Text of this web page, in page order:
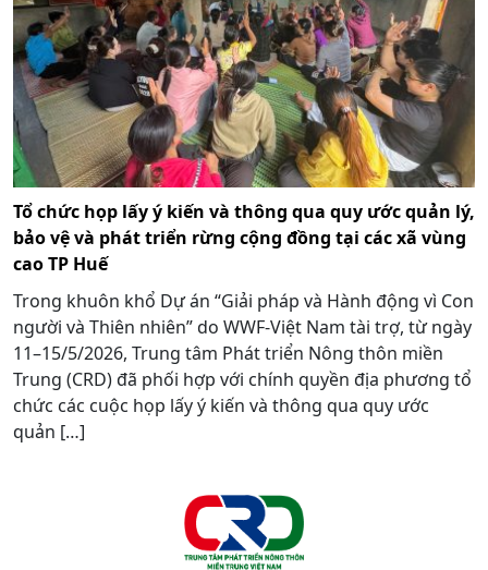
Tổ chức họp lấy ý kiến và thông qua quy ước quản lý,
bảo vệ và phát triển rừng cộng đồng tại các xã vùng
cao TP Huế
Trong khuôn khổ Dự án “Giải pháp và Hành động vì Con
người và Thiên nhiên” do WWF-Việt Nam tài trợ, từ ngày
11–15/5/2026, Trung tâm Phát triển Nông thôn miền
Trung (CRD) đã phối hợp với chính quyền địa phương tổ
chức các cuộc họp lấy ý kiến và thông qua quy ước
quản […]